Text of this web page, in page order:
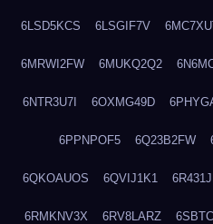
6LSD5KCS 6LSGIF7V
6MRWI2FW 6MUKQ2Q2
6NTR3U7I 6OXMG49D
6PPNPOF5 6Q23B2FW
6QKOAUOS 6QVIJ1K1
6RMKNV3X 6RV8LARZ